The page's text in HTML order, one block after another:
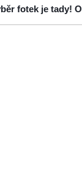
fotek je tady!